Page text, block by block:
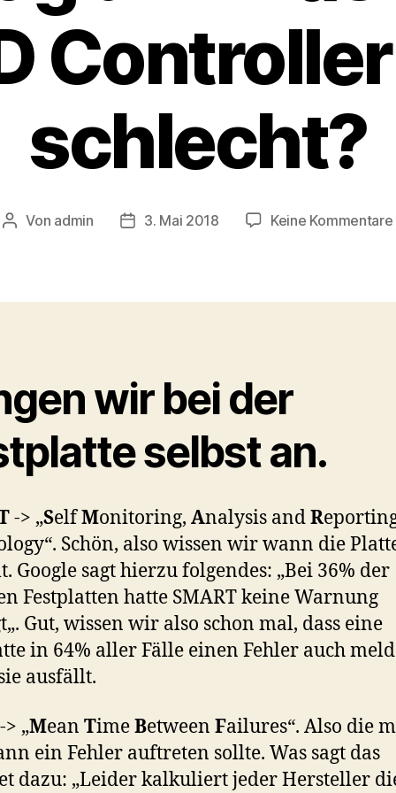
schlecht?
Beitragsautor
Von admin Veröffentlichungsdatum
3. Mai 2018 Keine Kommentare
wir bei der
selbst an.
-> „SelfMonitoring, Analysis andR
Schön, also wissen wir wann die
Google sagt hierzu folgendes: „Bei 36% der
Festplatten hatte SMART keine Warnung
Gut, wissen wir also schon mal, dass eine
in 64% aller Fälle einen Fehler auch
ausfällt.
„Mean TimeBetween Failures“. Also die
ein Fehler auftreten sollte. Was sagt das
dazu: „Leider kalkuliert jeder Hersteller